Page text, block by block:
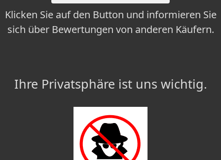
Klicken Sie auf den Button und informieren Sie
sich über Bewertungen von anderen Käufern.
Ihre Privatsphäre ist uns wichtig.